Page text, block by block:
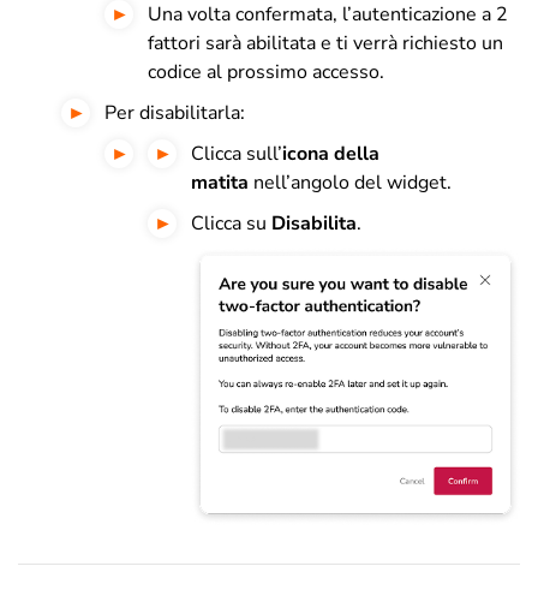
Una volta confermata, l’autenticazione a 2
fattori sarà abilitata e ti verrà richiesto un
codice al prossimo accesso.
Per disabilitarla:
Clicca sull’icona della
matita nell’angolo del widget.
Clicca su Disabilita.